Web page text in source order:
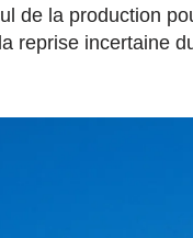
de la production
reprise incertaine